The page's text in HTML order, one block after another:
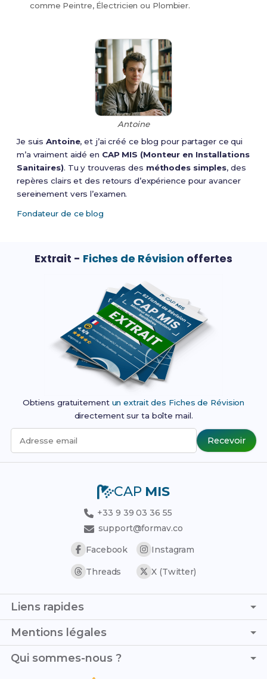
comme Peintre, Électricien ou Plombier.
Antoine
Je suisAntoine, et j’ai créé ce blog pour partager ce qui
m’a vraiment aidé en CAP MIS (Monteur en Installations
Sanitaires). Tu y trouveras des méthodes simples, des
repères clairs et des retours d’expérience pour avancer
sereinement vers l’examen.
Fondateur de ce blog
Extrait - Fiches de Révision offertes
Obtiens gratuitement un extrait des Fiches de Révision
directement sur ta boîte mail.
Adresse email Recevoir
CAP MIS
+33 9 39 03 36 55
support@formav.co
Facebook
Instagram
Threads X (Twitter)
Liens rapides
Page d'accueil
Simulateur de notes
Trouver son stage
Mentions légales
C.G.V. - C.G.U.
Qui sommes-nous ?